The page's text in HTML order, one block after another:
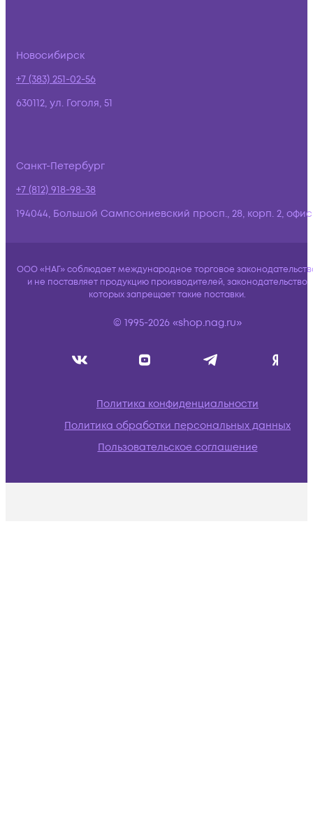
Новосибирск
+7 (383) 251-02-56
630112, ул. Гоголя, 51
Санкт-Петербург
+7 (812) 918-98-38
194044, Большой Сампсониевский просп., 28, корп. 2,
ООО «НАГ» соблюдает международное торговое
и не поставляет продукцию производителей, законодательство
которых запрещает такие поставки.
© 1995-2026 «shop.nag.ru»
Политика конфиденциальности
Политика обработки персональных данных
Пользовательское соглашение